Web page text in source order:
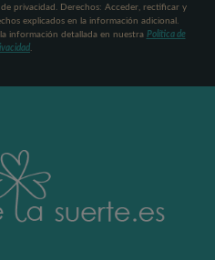
privacidad. Derechos: Acceder, rectificar y
explicados en la información adicional.
información detallada en nuestra Política de
.